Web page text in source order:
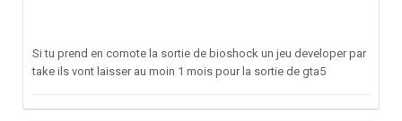
Si tu prend en comote la sortie de bioshock un jeu developer par
take ils vont laisser au moin 1 mois pour la sortie de gta5